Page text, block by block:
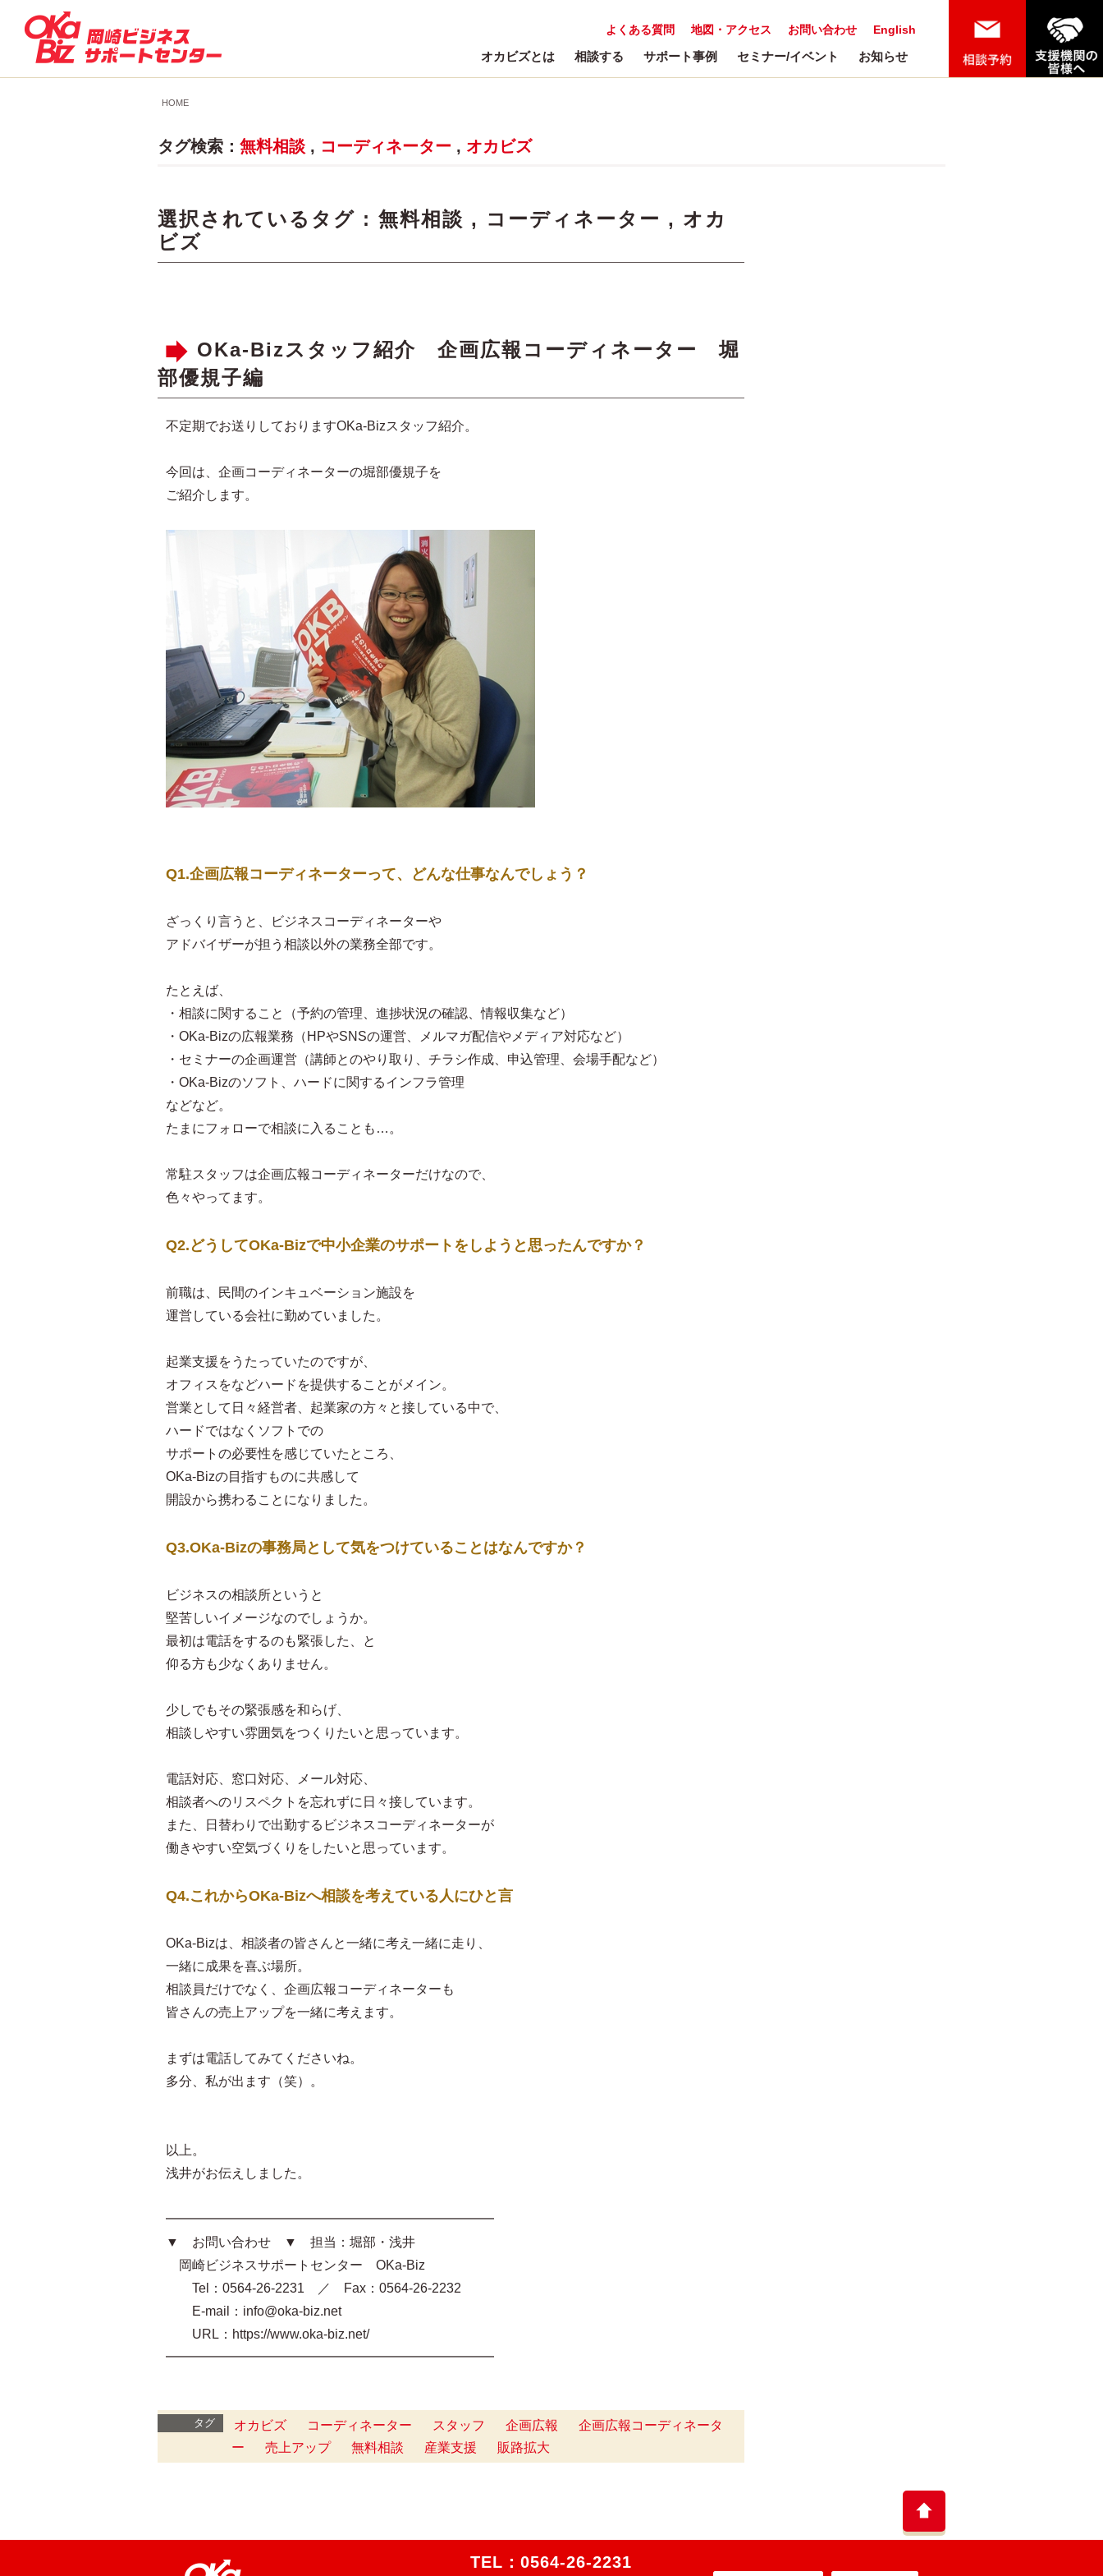
English
お問い合わせ
地図・アクセス
よくある質問
オカビズとは 相談する サポート事例 セミナー/イベント お知らせ
HOME
タグ検索： 無料相談 , コーディネーター , オカビズ
選択されているタグ : 無料相談 , コーディネーター , オカ
ビズ
OKa-Bizスタッフ紹介 企画広報コーディネーター 堀
部優規子編
不定期でお送りしておりますOKa-Bizスタッフ紹介。
今回は、企画コーディネーターの堀部優規子を
ご紹介します。
Q1.企画広報コーディネーターって、どんな仕事なんでしょう？
ざっくり言うと、ビジネスコーディネーターや
アドバイザーが担う相談以外の業務全部です。
たとえば、
・相談に関すること（予約の管理、進捗状況の確認、情報収集など）
・OKa-Bizの広報業務（HPやSNSの運営、メルマガ配信やメディア対応など）
・セミナーの企画運営（講師とのやり取り、チラシ作成、申込管理、会場手配など）
・OKa-Bizのソフト、ハードに関するインフラ管理
などなど。
たまにフォローで相談に入ることも…。
常駐スタッフは企画広報コーディネーターだけなので、
色々やってます。
Q2.どうしてOKa-Bizで中小企業のサポートをしようと思ったんですか？
前職は、民間のインキュベーション施設を
運営している会社に勤めていました。
起業支援をうたっていたのですが、
オフィスをなどハードを提供することがメイン。
営業として日々経営者、起業家の方々と接している中で、
ハードではなくソフトでの
サポートの必要性を感じていたところ、
OKa-Bizの目指すものに共感して
開設から携わることになりました。
Q3.OKa-Bizの事務局として気をつけていることはなんですか？
ビジネスの相談所というと
堅苦しいイメージなのでしょうか。
最初は電話をするのも緊張した、と
仰る方も少なくありません。
少しでもその緊張感を和らげ、
相談しやすい雰囲気をつくりたいと思っています。
電話対応、窓口対応、メール対応、
相談者へのリスペクトを忘れずに日々接しています。
また、日替わりで出勤するビジネスコーディネーターが
働きやすい空気づくりをしたいと思っています。
Q4.これからOKa-Bizへ相談を考えている人にひと言
OKa-Bizは、相談者の皆さんと一緒に考え一緒に走り、
一緒に成果を喜ぶ場所。
相談員だけでなく、企画広報コーディネーターも
皆さんの売上アップを一緒に考えます。
まずは電話してみてくださいね。
多分、私が出ます（笑）。
以上。
浅井がお伝えしました。
━━━━━━━━━━━━━━━━━━━━━━━━━
▼ お問い合わせ ▼ 担当：堀部・浅井
岡崎ビジネスサポートセンター OKa-Biz
Tel：0564-26-2231 ／ Fax：0564-26-2232
E-mail：info@oka-biz.net
URL：https://www.oka-biz.net/
━━━━━━━━━━━━━━━━━━━━━━━━━
タグ オカビズ コーディネーター スタッフ 企画広報
企画広報コーディネータ
ー
売上アップ 無料相談 産業支援 販路拡大
TEL：0564-26-2231